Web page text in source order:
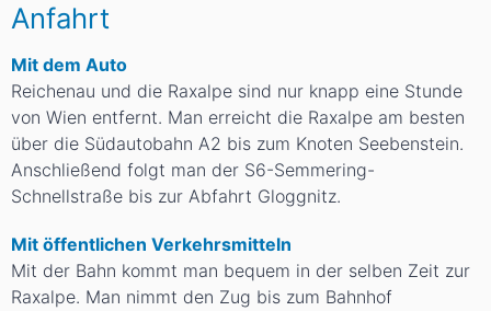
Anfahrt
Mit dem Auto
Reichenau und die Raxalpe sind nur knapp eine Stunde
von Wien entfernt. Man erreicht die Raxalpe am besten
über die Südautobahn A2 bis zum Knoten Seebenstein.
Anschließend folgt man der S6-Semmering-
Schnellstraße bis zur Abfahrt Gloggnitz.
Mit öffentlichen Verkehrsmitteln
Mit der Bahn kommt man bequem in der selben Zeit zur
Raxalpe. Man nimmt den Zug bis zum Bahnhof